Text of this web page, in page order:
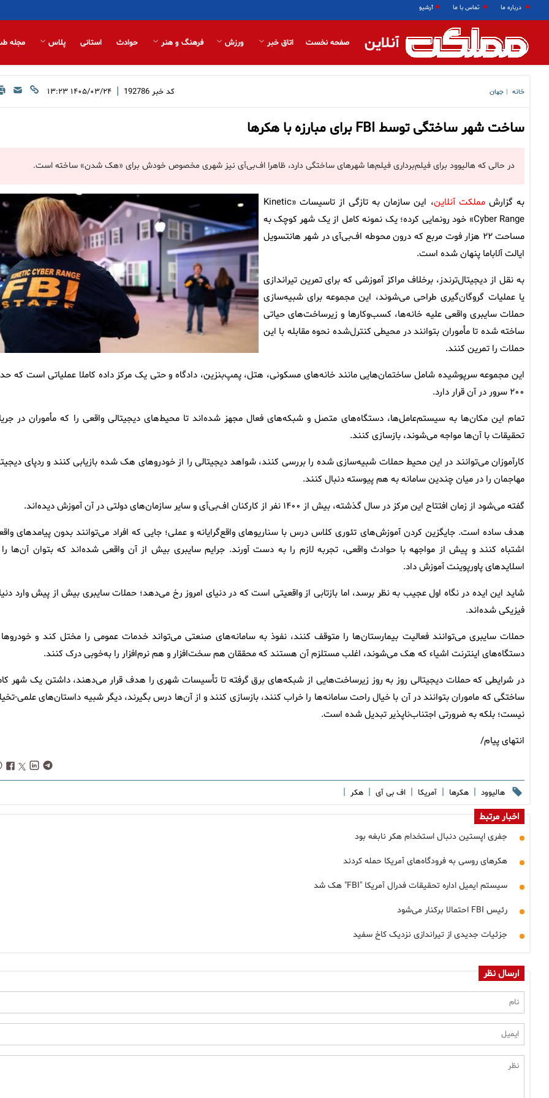
درباره ما تماس با ما آرشیو
آنلاین صفحه نخست اتاق خبر ورزش فرهنگ و هنر حوادث استانی پلاس مجله
خانه جهان کد خبر 192786
| ۱۴۰۵/۰۳/۲۴ ۱۳:۲۳
ساخت شهر ساختگی توسط FBI برای مبارزه با هکرها
در حالی که هالیوود برای فیلم‌برداری فیلم‌ها شهرهای ساختگی دارد، ظاهرا اف‌بی‌آی نیز شهری مخصوص خودش برای «هک شدن» ساخته است.
به گزارشمملکت آنلاین
، این سازمان به تازگی از تاسیسات «Kinetic
Cyber Range» خود رونمایی کرده؛ یک نمونه کامل از یک شهر کوچک به
مساحت ۲۲ هزار فوت مربع که درون محوطه اف‌بی‌آی در شهر هانتسویل
ایالت آلاباما پنهان شده است.
به نقل از دیجیتال‌ترندز، برخلاف مراکز آموزشی که برای تمرین تیراندازی
یا عملیات گروگان‌گیری طراحی می‌شوند، این مجموعه برای شبیه‌سازی
حملات سایبری واقعی علیه خانه‌ها، کسب‌وکارها و زیرساخت‌های حیاتی
ساخته شده تا مأموران بتوانند در محیطی کنترل‌شده نحوه مقابله با این
حملات را تمرین کنند.
این مجموعه سرپوشیده شامل ساختمان‌هایی مانند خانه‌های مسکونی، هتل، پمپ‌بنزین، دادگاه و حتی یک مرکز داده کاملا عملیاتی است که
۲۰۰ سرور در آن قرار دارد.
تمام این مکان‌ها به سیستم‌عامل‌ها، دستگاه‌های متصل و شبکه‌های فعال مجهز شده‌اند تا محیط‌های دیجیتالی واقعی را که مأموران در
تحقیقات با آن‌ها مواجه می‌شوند، بازسازی کنند.
کارآموزان می‌توانند در این محیط حملات شبیه‌سازی ‌شده را بررسی کنند، شواهد دیجیتالی را از خودروهای هک‌ شده بازیابی کنند و ردپای
مهاجمان را در میان چندین سامانه به ‌هم ‌پیوسته دنبال کنند.
گفته می‌شود از زمان افتتاح این مرکز در سال گذشته، بیش از ۱۴۰۰ نفر از کارکنان اف‌بی‌آی و سایر سازمان‌های دولتی در آن آموزش دیده‌اند.
هدف ساده است. جایگزین کردن آموزش‌های تئوری کلاس درس با سناریوهای واقع‌گرایانه و عملی؛ جایی که افراد می‌توانند بدون پیامدهای
اشتباه کنند و پیش از مواجهه با حوادث واقعی، تجربه لازم را به دست آورند. جرایم سایبری بیش از آن واقعی شده‌اند که بتوان آن‌ها را
اسلایدهای پاورپوینت آموزش داد.
شاید این ایده در نگاه اول عجیب به نظر برسد، اما بازتابی از واقعیتی است که در دنیای امروز رخ می‌دهد؛ حملات سایبری بیش از پیش وارد
فیزیکی شده‌اند.
حملات سایبری می‌توانند فعالیت بیمارستان‌ها را متوقف کنند، نفوذ به سامانه‌های صنعتی می‌تواند خدمات عمومی را مختل کند و خودروها
دستگاه‌های اینترنت اشیاء که هک می‌شوند، اغلب مستلزم آن هستند که محققان هم سخت‌افزار و هم نرم‌افزار را به‌خوبی درک کنند.
در شرایطی که حملات دیجیتالی روز به ‌روز زیرساخت‌هایی از شبکه‌های برق گرفته تا تأسیسات شهری را هدف قرار می‌دهند، داشتن یک شهر
ساختگی که ماموران بتوانند در آن با خیال راحت سامانه‌ها را خراب کنند، بازسازی کنند و از آن‌ها درس بگیرند، دیگر شبیه داستان‌های علمی-
نیست؛ بلکه به ضرورتی اجتناب‌ناپذیر تبدیل شده است.
انتهای پیام/
هالیوود | هکرها | آمریکا | اف بی آی | هکر |
اخبار مرتبط
جفری اپستین دنبال استخدام هکر نابغه بود
هکرهای روسی به فرودگاه‌های آمریکا حمله کردند
سیستم ایمیل اداره تحقیقات فدرال آمریکا "FBI" هک شد
رئیس FBI احتمالا برکنار می‌شود
جزئیات جدیدی از تیراندازی نزدیک کاخ سفید
ارسال نظر